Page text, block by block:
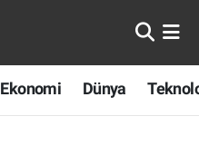
Ekonomi Dünya